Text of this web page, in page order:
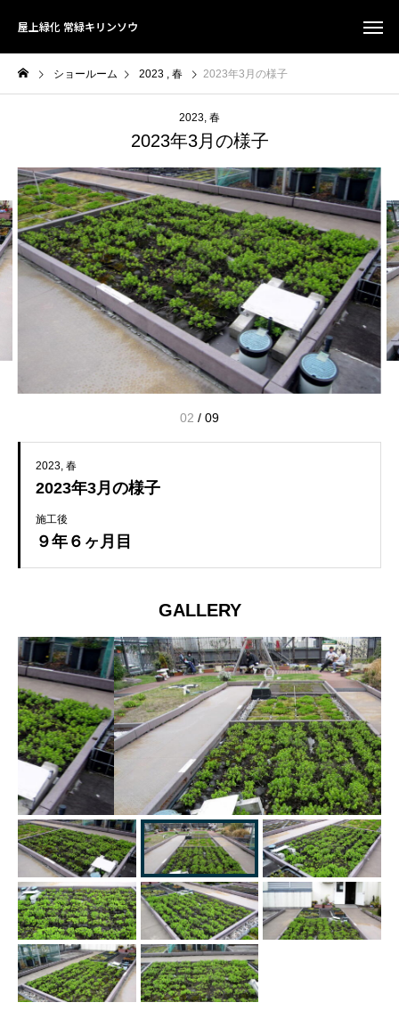
屋上緑化 常緑キリンソウ
ショールーム 2023 春 2023年3月の様子
2023 春
2023年3月の様子
02 / 09
2023 春
2023年3月の様子
施工後
９年６ヶ月目
GALLERY
2023年3月 ９年６ヶ月目